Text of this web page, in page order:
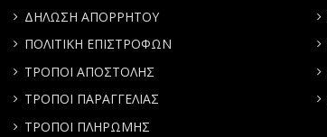
ΔΗΛΩΣΗ ΑΠΟΡΡΗΤΟΥ
ΠΟΛΙΤΙΚΗ ΕΠΙΣΤΡΟΦΩΝ
ΤΡΟΠΟΙ ΑΠΟΣΤΟΛΗΣ
ΤΡΟΠΟΙ ΠΑΡΑΓΓΕΛΙΑΣ
ΤΡΟΠΟΙ ΠΛΗΡΩΜΗΣ